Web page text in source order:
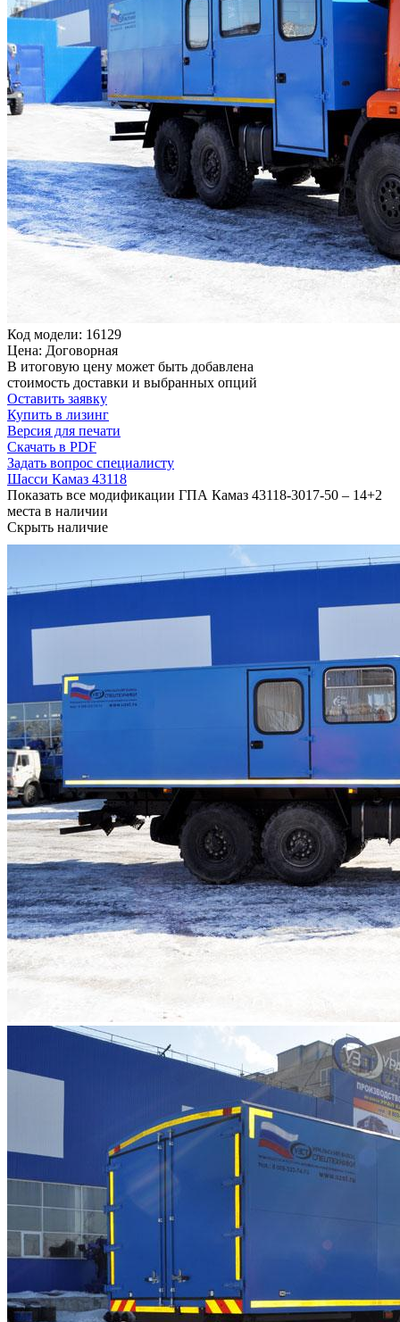
Код модели: 16129
Цена: Договорная
В итоговую цену может быть добавлена
стоимость доставки и выбранных опций
Оставить заявку
Купить в лизинг
Версия для печати
Скачать в PDF
Задать вопрос специалисту
Шасси Камаз 43118
Показать все модификации ГПА Камаз 43118-3017-50 – 14+2
места в наличии
Скрыть наличие